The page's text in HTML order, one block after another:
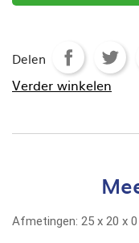
Delen
Verder winkelen
Afmetingen: 25 x 20 x 0